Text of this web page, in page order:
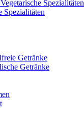
Spezialitäten
Spezialitäten
Getränke
Getränke